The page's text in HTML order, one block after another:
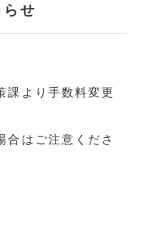
せ
課より手数料変更
合はご注意くださ